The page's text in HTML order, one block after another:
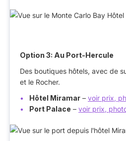
Option 3: Au Port-Hercule
Des boutiques hôtels, avec de
et le Rocher.
Hôtel Miramar – voir prix,
Port Palace – voir prix,